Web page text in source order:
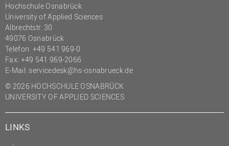
Hochschule Osnabrück
University of Applied Sciences
Albrechtstr. 30
49076 Osnabrück
Telefon: +49 541 969-0
Fax: +49 541 969-2066
E-Mail: servicedesk@hs-osnabrueck.de
© 2026 HOCHSCHULE OSNABRÜCK
UNIVERSITY OF APPLIED SCIENCES
LINKS